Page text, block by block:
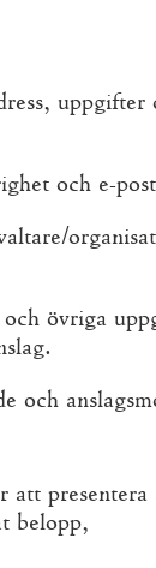
uppgifter
och e-
övriga
och
presentera
belopp,